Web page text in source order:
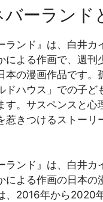
ーランド
ランド』は、白井カ
による作画で、週刊
本の漫画作品です。
ドハウス」での子ど
す。サスペンスと心
惹きつけるストーリ
ランド』は、白井カ
による作画の日本の
、2016年から2020